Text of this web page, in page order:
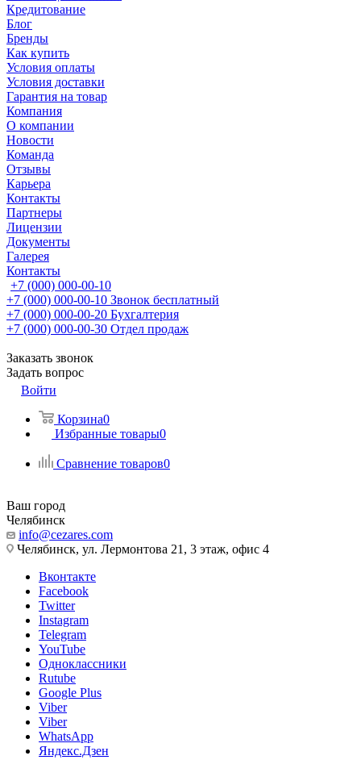
Кредитование
Блог
Бренды
Как купить
Условия оплаты
Условия доставки
Гарантия на товар
Компания
О компании
Новости
Команда
Отзывы
Карьера
Контакты
Партнеры
Лицензии
Документы
Галерея
Контакты
+7 (000) 000-00-10
+7 (000) 000-00-10 Звонок бесплатный
+7 (000) 000-00-20 Бухгалтерия
+7 (000) 000-00-30 Отдел продаж
Заказать звонок
Задать вопрос
Войти
Корзина0
Избранные товары0
Сравнение товаров0
Ваш город
Челябинск
info@cezares.com
Челябинск, ул. Лермонтова 21, 3 этаж, офис 4
Вконтакте
Facebook
Twitter
Instagram
Telegram
YouTube
Одноклассники
Rutube
Google Plus
Viber
Viber
WhatsApp
Яндекс.Дзен